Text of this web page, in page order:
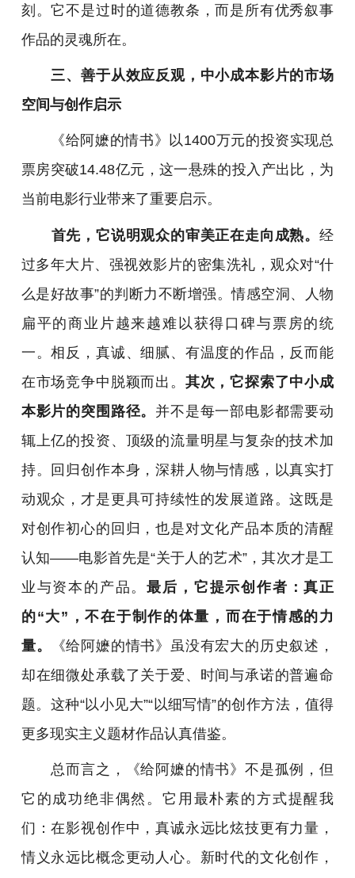
刻。它不是过时的道德教条，而是所有优秀叙事
作品的灵魂所在。
三、善于从效应反观，中小成本影片的市场
空间与创作启示
《给阿嬷的情书》以1400万元的投资实现总
票房突破14.48亿元，这一悬殊的投入产出比，为
当前电影行业带来了重要启示。
首先，它说明观众的审美正在走向成熟。经
过多年大片、强视效影片的密集洗礼，观众对“什
么是好故事”的判断力不断增强。情感空洞、人物
扁平的商业片越来越难以获得口碑与票房的统
一。相反，真诚、细腻、有温度的作品，反而能
在市场竞争中脱颖而出。 其次，它探索了中小成
本影片的突围路径。 并不是每一部电影都需要动
辄上亿的投资、顶级的流量明星与复杂的技术加
持。回归创作本身，深耕人物与情感，以真实打
动观众，才是更具可持续性的发展道路。这既是
对创作初心的回归，也是对文化产品本质的清醒
认知——电影首先是“关于人的艺术”，其次才是工
业与资本的产品。最后，它提示创作者：真正
的“大”，不在于制作的体量，而在于情感的力
量。
《给阿嬷的情书》虽没有宏大的历史叙述，
却在细微处承载了关于爱、时间与承诺的普遍命
题。这种“以小见大”“以细写情”的创作方法，值得
更多现实主义题材作品认真借鉴。
总而言之，《给阿嬷的情书》不是孤例，但
它的成功绝非偶然。它用最朴素的方式提醒我
们：在影视创作中，真诚永远比炫技更有力量，
情义永远比概念更动人心。新时代的文化创作，